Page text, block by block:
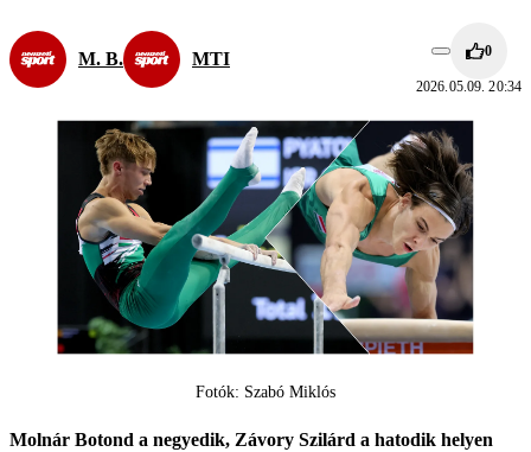
M. B. MTI 0
2026.05.09. 20:34
Fotók: Szabó Miklós
Molnár Botond a negyedik, Závory Szilárd a hatodik helyen